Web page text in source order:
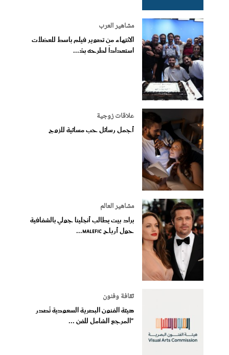
مشاهير العرب
الانتهاء من تصوير فيلم باسط للعضلات
استعداداً لطرحه بدُ...
علاقات زوجية
أجمل رسائل حب مسائية للزوج
مشاهير العالم
براد بيت يطالب أنجلينا جولي بالشفافية
حول أرباح Malefic...
ثقافة وفنون
هيئة الفنون البصرية السعودية تُصدر
"المرجع الشامل للفن ...